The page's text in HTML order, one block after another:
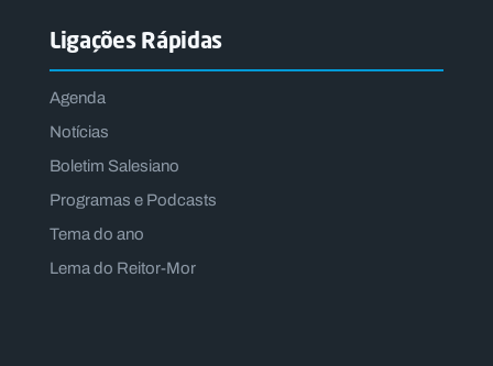
Ligações Rápidas
Agenda
Notícias
Boletim Salesiano
Programas e Podcasts
Tema do ano
Lema do Reitor-Mor